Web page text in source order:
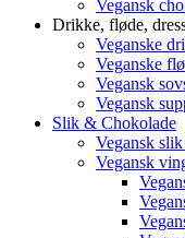
Vegansk
Drikke, fløde,
Veganske
Veganske
Vegansk
Vegansk
Slik & Chokolade
Vegansk
Vegansk